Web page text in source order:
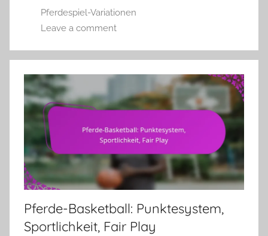
Pferdespiel-Variationen
Leave a comment
Pferde-Basketball: Punktesystem,
Sportlichkeit, Fair Play